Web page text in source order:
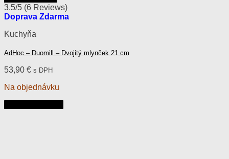
3.5/5 (6 Reviews)
Doprava Zdarma
Kuchyňa
AdHoc – Duomill – Dvojitý mlynček 21 cm
53,90 € s DPH
Na objednávku